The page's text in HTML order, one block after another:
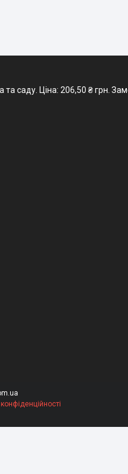
та саду. Ціна: 206,50 ₴ грн.